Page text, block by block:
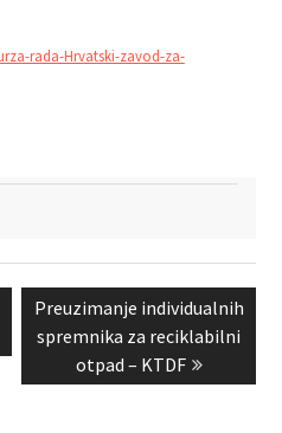
rada-Hrvatski-zavod-za-
Next
post:
Preuzimanje individualnih
spremnika za reciklabilni
otpad – KTDF